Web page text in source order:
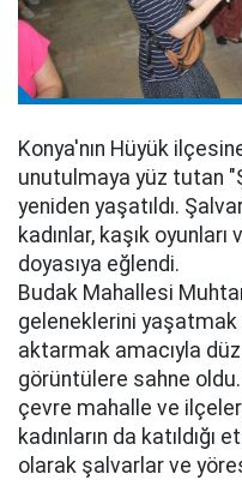
Konya'nın Hüyük
unutulmaya yüz tutan
yeniden yaşatıldı.
kadınlar, kaşık
doyasıya eğlendi.
Budak Mahallesi
geleneklerini
aktarmak amacıyla
görüntülere sahne oldu.
çevre mahalle ve
kadınların da katıldığı
olarak şalvarlar ve